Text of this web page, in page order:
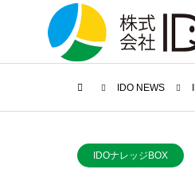
IDO NEWS
IDOナレッジBOX